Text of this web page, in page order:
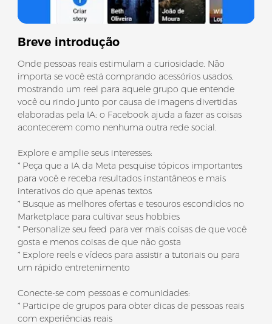
Breve introdução
Onde pessoas reais estimulam a curiosidade. Não
importa se você está comprando acessórios usados,
mostrando um reel para aquele grupo que entende
você ou rindo junto por causa de imagens divertidas
elaboradas pela IA: o Facebook ajuda a fazer as coisas
acontecerem como nenhuma outra rede social.
Explore e amplie seus interesses:
* Peça que a IA da Meta pesquise tópicos importantes
para você e receba resultados instantâneos e mais
interativos do que apenas textos
* Busque as melhores ofertas e tesouros escondidos no
Marketplace para cultivar seus hobbies
* Personalize seu feed para ver mais coisas de que você
gosta e menos coisas de que não gosta
* Explore reels e vídeos para assistir a tutoriais ou para
um rápido entretenimento
Conecte-se com pessoas e comunidades:
* Participe de grupos para obter dicas de pessoas reais
com experiências reais